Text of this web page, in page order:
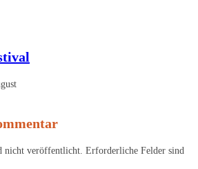
nicht veröffentlicht. Erforderliche Felder sind